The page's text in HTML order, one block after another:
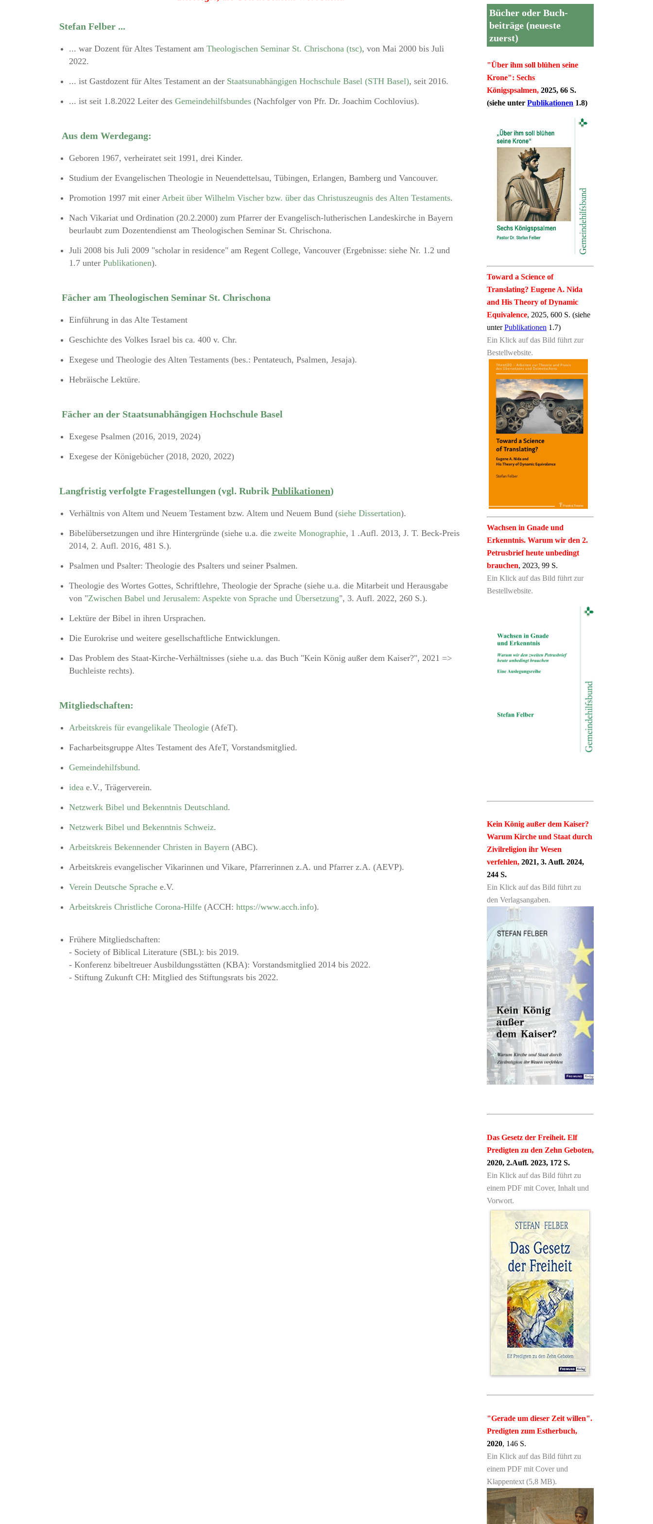
Stefan Felber ...
... war Dozent für Altes Testament am Theologischen Seminar St. Chrischona (tsc), von Mai 2000 bis Juli
2022.
... ist Gastdozent für Altes Testament an der Staatsunabhängigen Hochschule Basel (STH Basel), seit 2016.
... ist seit 1.8.2022 Leiter des Gemeindehilfsbundes (Nachfolger von Pfr. Dr. Joachim Cochlovius).
Aus dem Werdegang:
Geboren 1967, verheiratet seit 1991, drei Kinder.
Studium der Evangelischen Theologie in Neuendettelsau, Tübingen, Erlangen, Bamberg und Vancouver.
Promotion 1997 mit einer Arbeit über Wilhelm Vischer bzw. über das Christuszeugnis des Alten Testaments.
Nach Vikariat und Ordination (20.2.2000) zum Pfarrer der Evangelisch-lutherischen Landeskirche in Bayern
beurlaubt zum Dozentendienst am Theologischen Seminar St. Chrischona.
Juli 2008 bis Juli 2009 "scholar in residence" am Regent College, Vancouver (Ergebnisse: siehe Nr. 1.2 und
1.7 unter Publikationen).
Fächer am Theologischen Seminar St. Chrischona
Einführung in das Alte Testament
Geschichte des Volkes Israel bis ca. 400 v. Chr.
Exegese und Theologie des Alten Testaments (bes.: Pentateuch, Psalmen, Jesaja).
Hebräische Lektüre.
Fächer an der Staatsunabhängigen Hochschule Basel
Exegese Psalmen (2016, 2019, 2024)
Exegese der Königebücher (2018, 2020, 2022)
Langfristig verfolgte Fragestellungen (vgl. Rubrik Publikationen)
Verhältnis von Altem und Neuem Testament bzw. Altem und Neuem Bund (siehe Dissertation).
Bibelübersetzungen und ihre Hintergründe (siehe u.a. die zweite Monographie, 1 .Aufl. 2013, J. T. Beck-Preis
2014, 2. Aufl. 2016, 481 S.).
Psalmen und Psalter: Theologie des Psalters und seiner Psalmen.
Theologie des Wortes Gottes, Schriftlehre, Theologie der Sprache (siehe u.a. die Mitarbeit und Herausgabe
von "Zwischen Babel und Jerusalem: Aspekte von Sprache und Übersetzung", 3. Aufl. 2022, 260 S.).
Lektüre der Bibel in ihren Ursprachen.
Die Eurokrise und weitere gesellschaftliche Entwicklungen.
Das Problem des Staat-Kirche-Verhältnisses (siehe u.a. das Buch "Kein König außer dem Kaiser?", 2021 =>
Buchleiste rechts).
Mitgliedschaften:
Arbeitskreis für evangelikale Theologie (AfeT).
Facharbeitsgruppe Altes Testament des AfeT, Vorstandsmitglied.
Gemeindehilfsbund.
idea e.V., Trägerverein.
Netzwerk Bibel und Bekenntnis Deutschland.
Netzwerk Bibel und Bekenntnis Schweiz.
Arbeitskreis Bekennender Christen in Bayern (ABC).
Arbeitskreis evangelischer Vikarinnen und Vikare, Pfarrerinnen z.A. und Pfarrer z.A. (AEVP).
Verein Deutsche Sprache e.V.
Arbeitskreis Christliche Corona-Hilfe (ACCH: https://www.acch.info).
Frühere Mitgliedschaften:
- Society of Biblical Literature (SBL): bis 2019.
- Konferenz bibeltreuer Ausbildungsstätten (KBA): Vorstandsmitglied 2014 bis 2022.
- Stiftung Zukunft CH: Mitglied des Stiftungsrats bis 2022.
Bücher oder Buch-
beiträge (neueste
zuerst)
"Über ihm soll blühen seine
Krone": Sechs
Königspsalmen, 2025, 66 S.
(siehe unter Publikationen 1.8)
Toward a Science of
Translating? Eugene A. Nida
and His Theory of Dynamic
Equivalence, 2025, 600 S. (siehe
unterPublikationen 1.7)
Ein Klick auf das Bild führt zur
Bestellwebsite.
Wachsen in Gnade und
Erkenntnis. Warum wir den 2.
Petrusbrief heute unbedingt
brauchen, 2023, 99 S.
Ein Klick auf das Bild führt zur
Bestellwebsite.
Kein König außer dem Kaiser?
Warum Kirche und Staat durch
Zivilreligion ihr Wesen
verfehlen, 2021, 3. Aufl. 2024,
244 S.
Ein Klick auf das Bild führt zu
den Verlagsangaben.
Das Gesetz der Freiheit. Elf
Predigten zu den Zehn Geboten,
2020, 2.Aufl. 2023, 172 S.
Ein Klick auf das Bild führt zu
einem PDF mit Cover, Inhalt und
Vorwort.
"Gerade um dieser Zeit willen".
Predigten zum Estherbuch,
2020, 146 S.
Ein Klick auf das Bild führt zu
einem PDF mit Cover und
Klappentext (5,8 MB).